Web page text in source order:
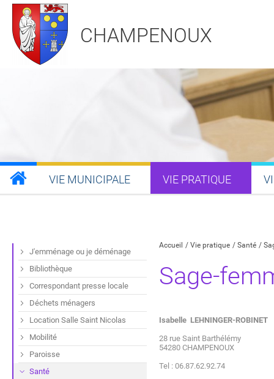
CHAMPENOUX
VIE MUNICIPALE VIE PRATIQUE
Accueil Vie pratique Santé
Sage-
Isabelle LEHNINGER-ROBINET
28 rue Saint Barthélémy
54280 CHAMPENOUX
Tel : 06.87.62.92.74
J'emménage ou je déménage
Bibliothèque
Correspondant presse locale
Déchets ménagers
Location Salle Saint Nicolas
Mobilité
Paroisse
Santé